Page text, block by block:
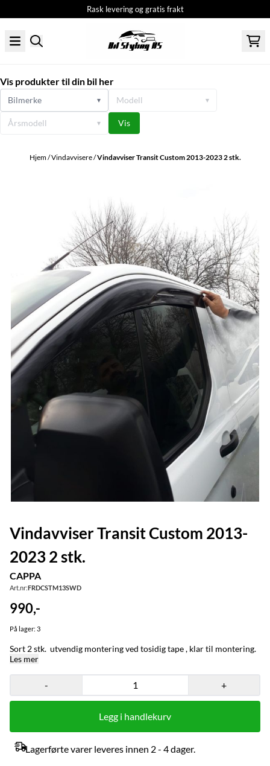
Rask levering og gratis frakt
Vis produkter til din bil her
Bilmerke ▾ Modell ▾
Årsmodell ▾ Vis
Hjem/Vindavvisere/Vindavviser Transit Custom 2013-2023 2 stk.
Vindavviser Transit Custom 2013-
2023 2 stk.
CAPPA
Art.nr:FRDCSTM13SWD
990,-
På lager: 3
Sort 2 stk. utvendig montering ved tosidig tape , klar til montering.
Les mer
- +
Legg i handlekurv
Lagerførte varer leveres innen 2 - 4 dager.